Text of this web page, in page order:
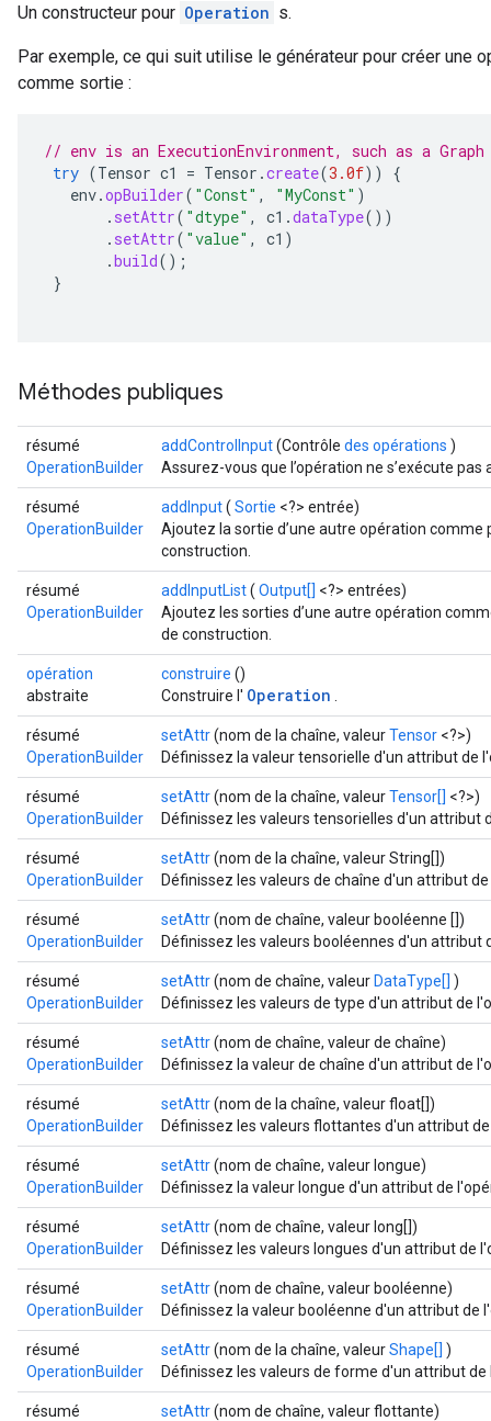
Un constructeur pour Operation s.
Par exemple, ce qui suit utilise le générateur pour créer une
comme sortie :
// env is an ExecutionEnvironment, such as a
try (Tensor c1 = Tensor .create(3.0f))
{
env.opBuilder( "Const" , "MyConst" )
. setAttr( "dtype" , c1 .dataType())
. setAttr( "value" , c1 )
.build();
}
Méthodes publiques
résumé
OperationBuilder
addControlInput(Contrôle des opérations )
Assurez-vous que l’opération ne s’exécute pas
résumé
OperationBuilder
addInput( Sortie <?> entrée)
Ajoutez la sortie d’une autre opération comme
construction.
résumé
OperationBuilder
addInputList( Output[] <?> entrées)
Ajoutez les sorties d’une autre opération
de construction.
opération
abstraite
construire ()
Construire l' Operation
résumé
OperationBuilder
setAttr(nom de la chaîne, valeurTensor <?>)
Définissez la valeur tensorielle d'un attribut de
résumé
OperationBuilder
setAttr(nom de la chaîne, valeurTensor[] <?>)
Définissez les valeurs tensorielles d'un attribut
résumé
OperationBuilder
setAttr(nom de la chaîne, valeur String[])
Définissez les valeurs de chaîne d'un attribut
résumé
OperationBuilder
setAttr(nom de chaîne, valeur booléenne [])
Définissez les valeurs booléennes d'un
résumé
OperationBuilder
setAttr(nom de chaîne, valeur DataType[] )
Définissez les valeurs de type d'un attribut de
résumé
OperationBuilder
setAttr(nom de chaîne, valeur de chaîne)
Définissez la valeur de chaîne d'un attribut de
résumé
OperationBuilder
setAttr(nom de la chaîne, valeur float[])
Définissez les valeurs flottantes d'un attribut
résumé
OperationBuilder
setAttr(nom de chaîne, valeur longue)
Définissez la valeur longue d'un attribut de
résumé
OperationBuilder
setAttr(nom de chaîne, valeur long[])
Définissez les valeurs longues d'un attribut de
résumé
OperationBuilder
setAttr(nom de chaîne, valeur booléenne)
Définissez la valeur booléenne d'un attribut de
résumé
OperationBuilder
setAttr(nom de la chaîne, valeurShape[] )
Définissez les valeurs de forme d'un attribut
résumé
setAttr(nom de chaîne, valeur flottante)